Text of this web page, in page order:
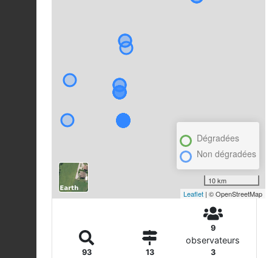
Dégradées
Non dégradées
10 km
Leaflet | © OpenStreetMap
93 13
9
observateurs
3